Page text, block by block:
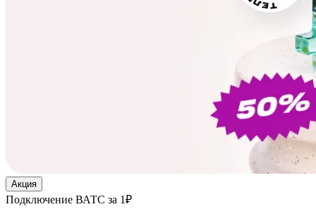
Акция
Подключение ВАТС за 1₽